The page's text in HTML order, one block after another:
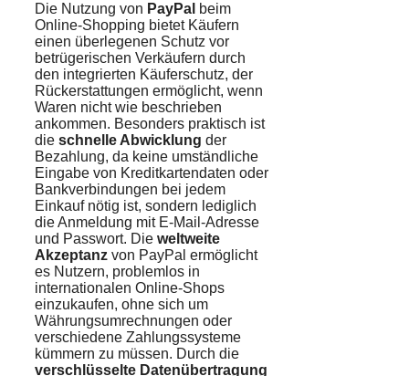
Die Nutzung von PayPal beim
Online-Shopping bietet Käufern
einen überlegenen Schutz vor
betrügerischen Verkäufern durch
den integrierten Käuferschutz, der
Rückerstattungen ermöglicht, wenn
Waren nicht wie beschrieben
ankommen. Besonders praktisch ist
die schnelle Abwicklung der
Bezahlung, da keine umständliche
Eingabe von Kreditkartendaten oder
Bankverbindungen bei jedem
Einkauf nötig ist, sondern lediglich
die Anmeldung mit E-Mail-Adresse
und Passwort. Die weltweite
Akzeptanz von PayPal ermöglicht
es Nutzern, problemlos in
internationalen Online-Shops
einzukaufen, ohne sich um
Währungsumrechnungen oder
verschiedene Zahlungssysteme
kümmern zu müssen. Durch die
verschlüsselte Datenübertragung